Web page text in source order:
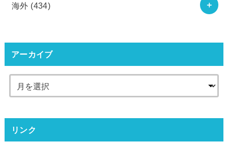
海外 (434)
アーカイブ
リンク